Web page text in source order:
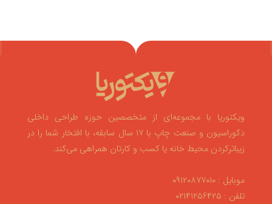
ویکتوریا با مجموعه‌ای از متخصصین حوزه طراحی داخلی
دکوراسیون و صنعت چاپ با ۱۷ سال سابقه، با افتخار شما را در
زیباترکردن محیط خانه یا کسب و کارتان همراهی می‌کند.
موبایل : ۰۹۱۲۰۸۷۷۰۱۰
تلفن : ۰۲۱۴۱۲۵۶۴۲۵